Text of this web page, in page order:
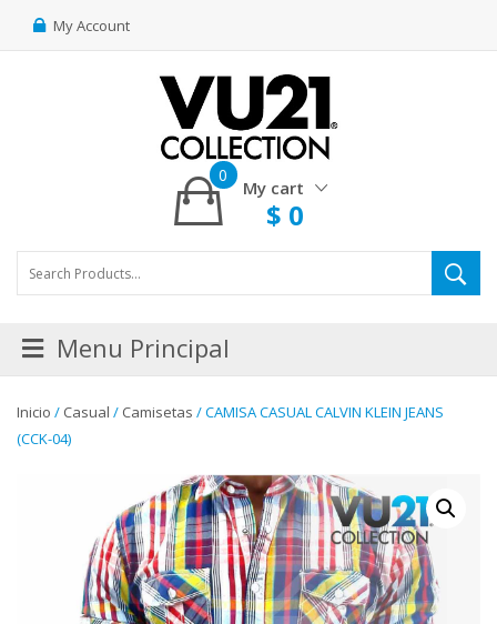
My Account
My cart
0
$ 0
Menu Principal
Inicio / Casual / Camisetas / CAMISA CASUAL CALVIN KLEIN JEANS
(CCK-04)